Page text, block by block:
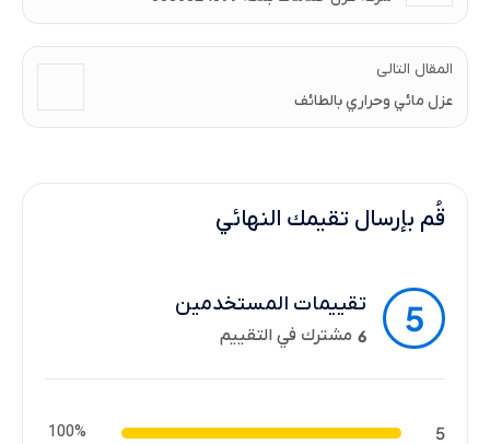
المقال التالى
عزل مائي وحراري بالطائف
قُم بإرسال تقيمك النهائي
5 تقييمات المستخدمين
6 مشترك في التقييم
5
100%